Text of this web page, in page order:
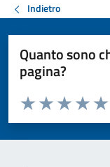
Indietro
Quanto sono
pagina?
Valuta da 1 a 5 stelle
Valuta
Valuta 3
Valuta 2 stelle
Valuta 1 stelle su 5